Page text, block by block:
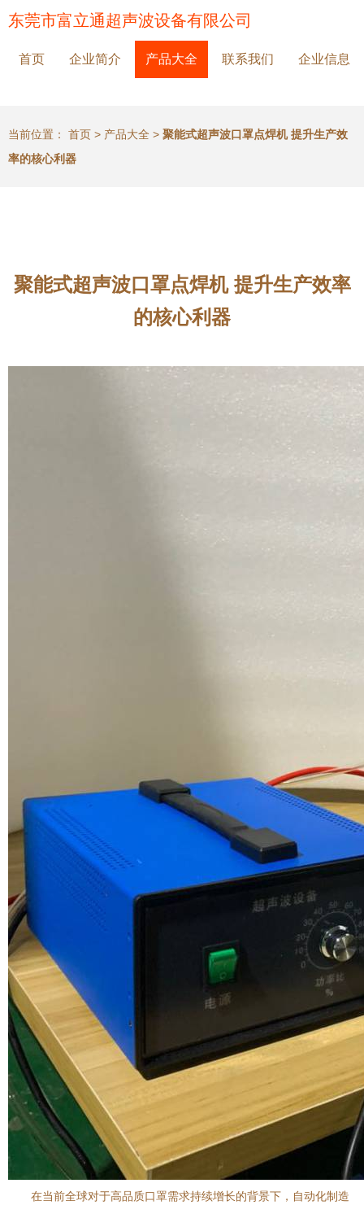
东莞市富立通超声波设备有限公司
首页 企业简介 产品大全 联系我们 企业信息
当前位置： 首页 > 产品大全 > 聚能式超声波口罩点焊机 提升生产效
率的核心利器
聚能式超声波口罩点焊机 提升生产效率
的核心利器
在当前全球对于高品质口罩需求持续增长的背景下，自动化制造